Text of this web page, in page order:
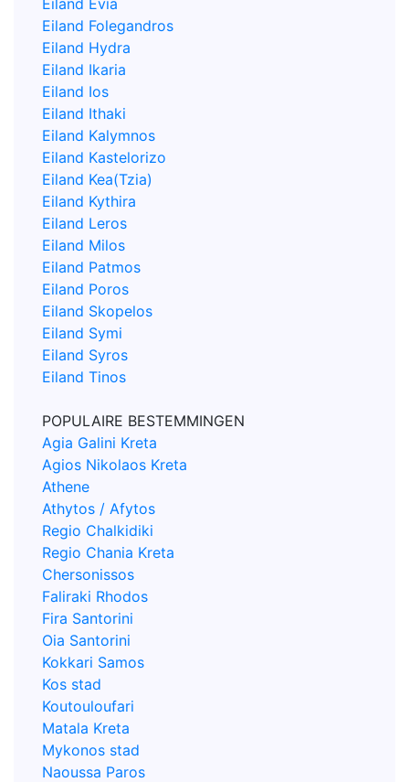
Eiland Folegandros
Eiland Hydra
Eiland Ikaria
Eiland Ios
Eiland Ithaki
Eiland Kalymnos
Eiland Kastelorizo
Eiland Kea(Tzia)
Eiland Kythira
Eiland Leros
Eiland Milos
Eiland Patmos
Eiland Poros
Eiland Skopelos
Eiland Symi
Eiland Syros
Eiland Tinos
POPULAIRE BESTEMMINGEN
Agia Galini Kreta
Agios Nikolaos Kreta
Athene
Athytos / Afytos
Regio Chalkidiki
Regio Chania Kreta
Chersonissos
Faliraki Rhodos
Fira Santorini
Oia Santorini
Kokkari Samos
Kos stad
Koutouloufari
Matala Kreta
Mykonos stad
Naoussa Paros